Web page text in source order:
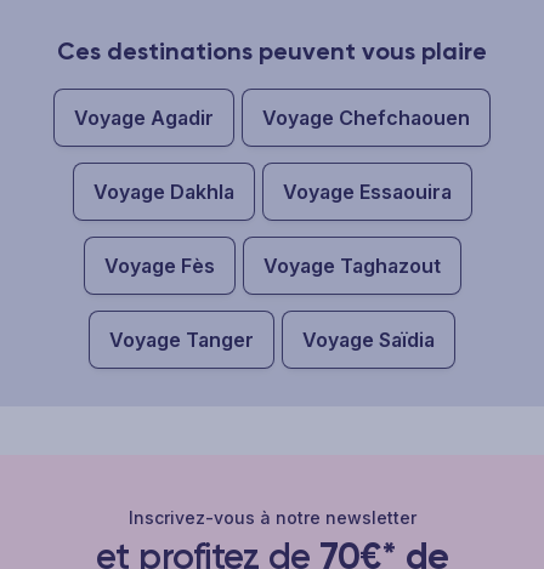
Ces destinations peuvent vous plaire
Voyage Agadir Voyage Chefchaouen
Voyage Dakhla Voyage Essaouira
Voyage Fès Voyage Taghazout
Voyage Tanger Voyage Saïdia
Inscrivez-vous à notre newsletter
et profitez de 70€* de